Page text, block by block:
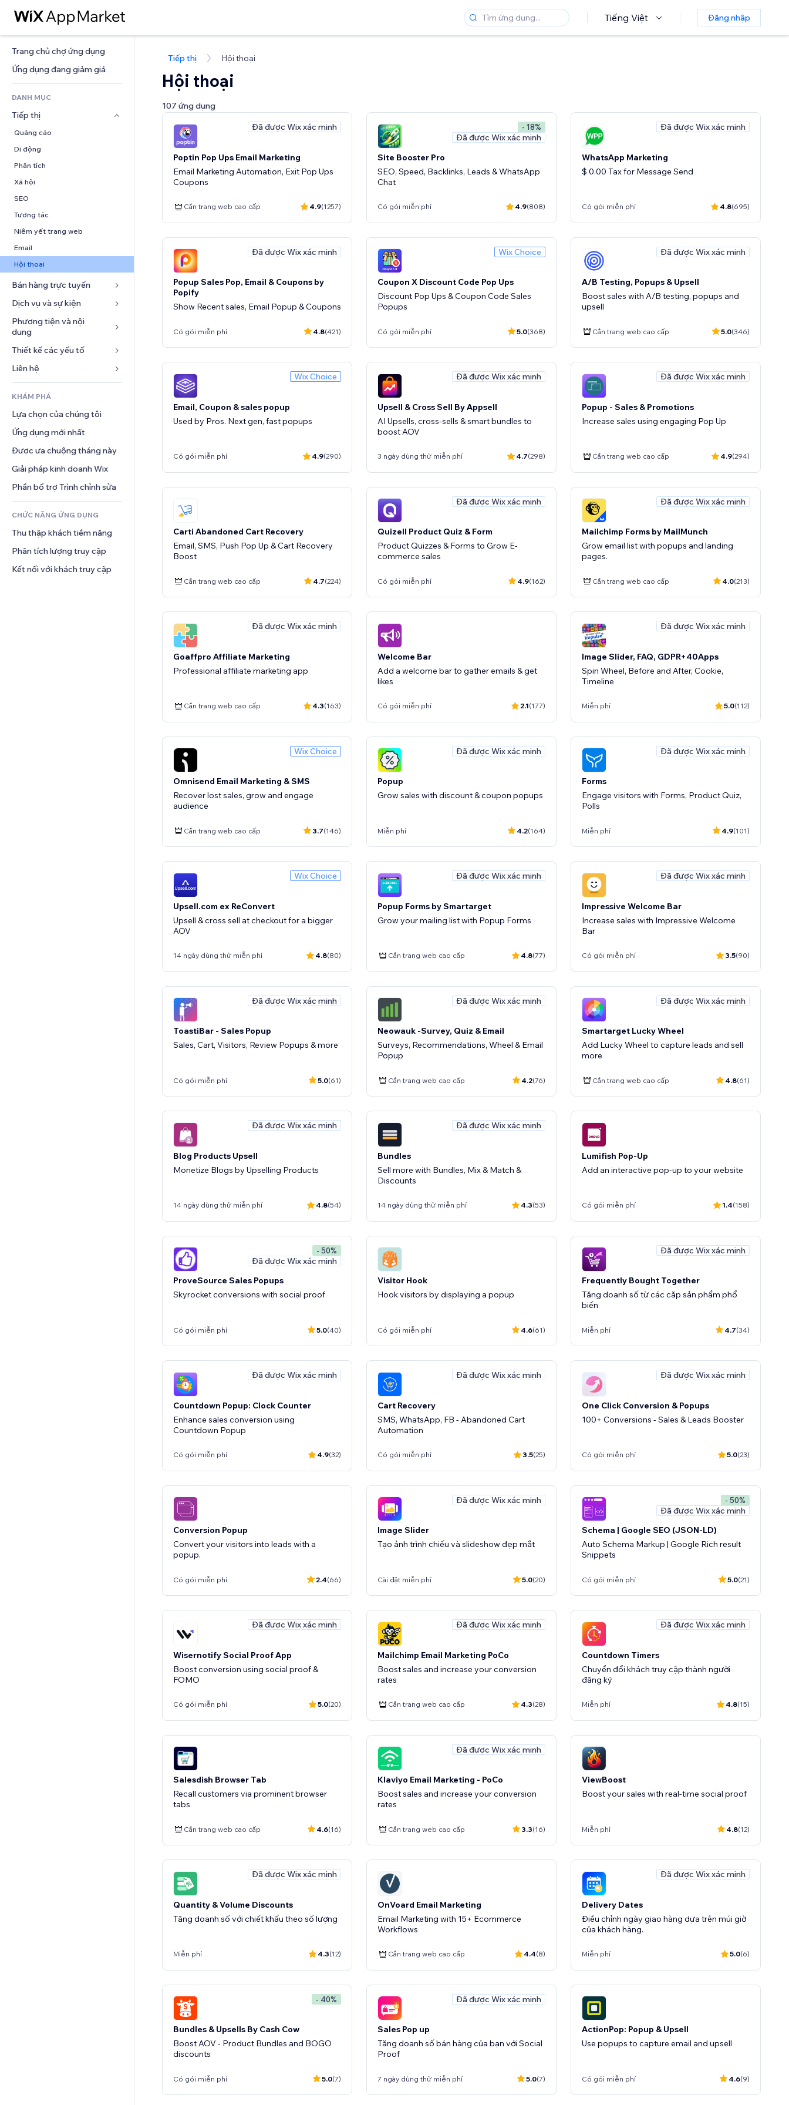
Tiếng Việt Đăng nhập
Trang chủ chợ ứng dụng
Ứng dụng đang giảm giá
DANH MỤC
Tiếp thị
Quảng cáo
Di động
Phân tích
Xã hội
SEO
Tương tác
Niêm yết trang web
Email
Hội thoại
Bán hàng trực tuyến
Ứng dụng cho Cửa hàng
Vận chuyển và Giao hàng
Nút bán hàng
Khóa học trực tuyến
In theo yêu cầu
Kế toán
Phiếu giảm giá và khách hàng
trung thành
Giải pháp kho bãi
chuyển
Định giá và gói đăng ký
Gọi vốn cộng đồng
Đồ ăn và thức uống
Dịch vụ và sự kiện
Khách sạn
Sự kiện
Nhà hàng
Bất động sản
Phương tiện và nội
dung
Bộ sưu tập ảnh
Âm nhạc
Tệp phát thanh
Nhiếp ảnh
Video
PDF
Chia sẻ tệp
Tin tức
Dịch vụ nội dung
Thiết kế các yếu tố
Bản đồ và dẫn đường
Quyền riêng tư và bảo mật
Đồng hồ
Mẫu trang
Hiệu ứng hình ảnh
Nút và menu
Biểu ngữ và Huy hiệu
Máy tính
Tìm kiếm
Thời tiết
Bảng biểu
Mẫu
Thăm dò ý kiến
Trò chuyện
Bình luận
Điện thoại
Cộng đồng
Đánh giá và chứng thực
Quản lý quan hệ khách hàng
KHÁM PHÁ
Lựa chọn của chúng tôi
Ứng dụng mới nhất
Được ưa chuộng tháng này
Giải pháp kinh doanh Wix
Phần bổ trợ Trình chỉnh sửa
CHỨC NĂNG ỨNG DỤNG
Thu thập khách tiềm năng
Phân tích lượng truy cập
Kết nối với khách truy cập
Tiếp thị Hội thoại
Hội thoại
107 ứng dụng
Đã được Wix xác minh
Poptin Pop Ups Email Marketing
Email Marketing Automation, Exit Pop Ups
Coupons
Cần trang web cao cấp 4.9(1257)
- 18%
Đã được Wix xác minh
Site Booster Pro
SEO, Speed, Backlinks, Leads & WhatsApp
Chat
Có gói miễn phí 4.9(808)
Đã được Wix xác minh
WhatsApp Marketing
$ 0.00 Tax for Message Send
Có gói miễn phí 4.8(695)
Đã được Wix xác minh
Popup Sales Pop, Email & Coupons by
Popify
Show Recent sales, Email Popup & Coupons
Có gói miễn phí 4.8(421)
Wix Choice
Coupon X Discount Code Pop Ups
Discount Pop Ups & Coupon Code Sales
Popups
Có gói miễn phí 5.0(368)
Đã được Wix xác minh
A/B Testing, Popups & Upsell
Boost sales with A/B testing, popups and
upsell
Cần trang web cao cấp 5.0(346)
Wix Choice
Email, Coupon & sales popup
Used by Pros. Next gen, fast popups
Có gói miễn phí 4.9(290)
Đã được Wix xác minh
Upsell & Cross Sell By Appsell
AI Upsells, cross-sells & smart bundles to
boost AOV
3 ngày dùng thử miễn phí 4.7(298)
Đã được Wix xác minh
Popup - Sales & Promotions
Increase sales using engaging Pop Up
Cần trang web cao cấp 4.9(294)
Carti Abandoned Cart Recovery
Email, SMS, Push Pop Up & Cart Recovery
Boost
Cần trang web cao cấp 4.7(224)
Đã được Wix xác minh
Quizell Product Quiz & Form
Product Quizzes & Forms to Grow E-
commerce sales
Có gói miễn phí 4.9(162)
Đã được Wix xác minh
Mailchimp Forms by MailMunch
Grow email list with popups and landing
pages.
Cần trang web cao cấp 4.0(213)
Đã được Wix xác minh
Goaffpro Affiliate Marketing
Professional affiliate marketing app
Cần trang web cao cấp 4.3(163)
Welcome Bar
Add a welcome bar to gather emails & get
likes
Có gói miễn phí 2.1(177)
Đã được Wix xác minh
Image Slider, FAQ, GDPR+40Apps
Spin Wheel, Before and After, Cookie,
Timeline
Miễn phí 5.0(112)
Wix Choice
Omnisend Email Marketing & SMS
Recover lost sales, grow and engage
audience
Cần trang web cao cấp 3.7(146)
Đã được Wix xác minh
Popup
Grow sales with discount & coupon popups
Miễn phí 4.2(164)
Đã được Wix xác minh
Forms
Engage visitors with Forms, Product Quiz,
Polls
Miễn phí 4.9(101)
Wix Choice
Upsell.com ex ReConvert
Upsell & cross sell at checkout for a bigger
AOV
14 ngày dùng thử miễn phí 4.8(80)
Đã được Wix xác minh
Popup Forms by Smartarget
Grow your mailing list with Popup Forms
Cần trang web cao cấp 4.8(77)
Đã được Wix xác minh
Impressive Welcome Bar
Increase sales with Impressive Welcome
Bar
Có gói miễn phí 3.5(90)
Đã được Wix xác minh
ToastiBar - Sales Popup
Sales, Cart, Visitors, Review Popups & more
Có gói miễn phí 5.0(61)
Đã được Wix xác minh
Neowauk -Survey, Quiz & Email
Surveys, Recommendations, Wheel & Email
Popup
Cần trang web cao cấp 4.2(76)
Đã được Wix xác minh
Smartarget Lucky Wheel
Add Lucky Wheel to capture leads and sell
more
Cần trang web cao cấp 4.8(61)
Đã được Wix xác minh
Blog Products Upsell
Monetize Blogs by Upselling Products
14 ngày dùng thử miễn phí 4.8(54)
Đã được Wix xác minh
Bundles
Sell more with Bundles, Mix & Match &
Discounts
14 ngày dùng thử miễn phí 4.3(53)
Lumifish Pop-Up
Add an interactive pop-up to your website
Có gói miễn phí 1.4(158)
- 50%
Đã được Wix xác minh
ProveSource Sales Popups
Skyrocket conversions with social proof
Có gói miễn phí 5.0(40)
Visitor Hook
Hook visitors by displaying a popup
Có gói miễn phí 4.6(61)
Đã được Wix xác minh
Frequently Bought Together
Tăng doanh số từ các cặp sản phẩm phổ
biến
Miễn phí 4.7(34)
Đã được Wix xác minh
Countdown Popup: Clock Counter
Enhance sales conversion using
Countdown Popup
Có gói miễn phí 4.9(32)
Đã được Wix xác minh
Cart Recovery
SMS, WhatsApp, FB - Abandoned Cart
Automation
Có gói miễn phí 3.5(25)
Đã được Wix xác minh
One Click Conversion & Popups
100+ Conversions - Sales & Leads Booster
Có gói miễn phí 5.0(23)
Conversion Popup
Convert your visitors into leads with a
popup.
Có gói miễn phí 2.4(66)
Đã được Wix xác minh
Image Slider
Tạo ảnh trình chiếu và slideshow đẹp mắt
Cài đặt miễn phí 5.0(20)
- 50%
Đã được Wix xác minh
Schema | Google SEO (JSON-LD)
Auto Schema Markup | Google Rich result
Snippets
Có gói miễn phí 5.0(21)
Đã được Wix xác minh
Wisernotify Social Proof App
Boost conversion using social proof &
FOMO
Có gói miễn phí 5.0(20)
Đã được Wix xác minh
Mailchimp Email Marketing PoCo
Boost sales and increase your conversion
rates
Cần trang web cao cấp 4.3(28)
Đã được Wix xác minh
Countdown Timers
Chuyển đổi khách truy cập thành người
đăng ký
Miễn phí 4.8(15)
Salesdish Browser Tab
Recall customers via prominent browser
tabs
Cần trang web cao cấp 4.6(16)
Đã được Wix xác minh
Klaviyo Email Marketing - PoCo
Boost sales and increase your conversion
rates
Cần trang web cao cấp 3.3(16)
ViewBoost
Boost your sales with real-time social proof
Miễn phí 4.8(12)
Đã được Wix xác minh
Quantity & Volume Discounts
Tăng doanh số với chiết khấu theo số lượng
Miễn phí 4.3(12)
OnVoard Email Marketing
Email Marketing with 15+ Ecommerce
Workflows
Cần trang web cao cấp 4.4(8)
Đã được Wix xác minh
Delivery Dates
Điều chỉnh ngày giao hàng dựa trên múi giờ
của khách hàng.
Miễn phí 5.0(6)
- 40%
Bundles & Upsells By Cash Cow
Boost AOV - Product Bundles and BOGO
discounts
Có gói miễn phí 5.0(7)
Đã được Wix xác minh
Sales Pop up
Tăng doanh số bán hàng của bạn với Social
Proof
7 ngày dùng thử miễn phí 5.0(7)
ActionPop: Popup & Upsell
Use popups to capture email and upsell
Có gói miễn phí 4.6(9)